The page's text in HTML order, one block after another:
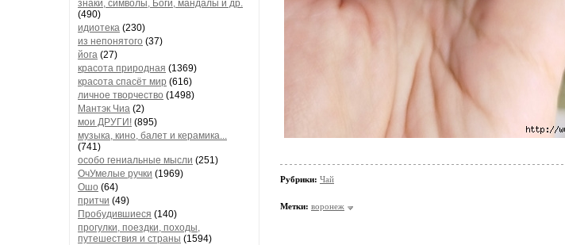
знаки, символы, Боги, мандалы и др.
(490)
идиотека (230)
из непонятого (37)
йога (27)
красота природная (1369)
красота спасёт мир (616)
личное творчество (1498)
Мантэк Чиа (2)
мои ДРУГИ! (895)
музыка, кино, балет и керамика...
(741)
особо гениальные мысли (251)
ОчУмелые ручки (1969)
Ошо (64)
притчи (49)
Пробудившиеся (140)
прогулки, поездки, походы,
путешествия и страны (1594)
Рубрики: Чай
Метки: воронеж